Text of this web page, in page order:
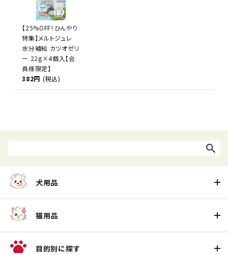
【25%OFF！ひんやり
特集】メルトジュレ
水分補給 カツオゼリ
ー 22g×4個入【会
員様限定】
382円 (税込)
犬用品
猫用品
目的別に探す